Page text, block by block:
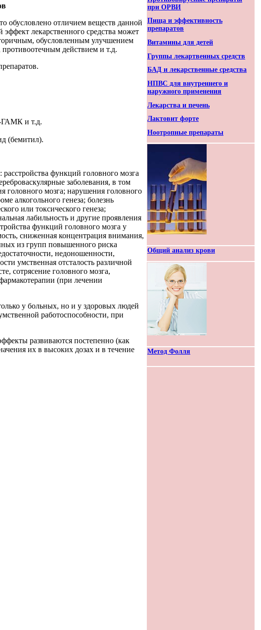
обусловлено отличием веществ данной
лекарственного средства может
обусловленным улучшением
действием и т.д.
ГАМК и т.д.
(бемитил).
функций головного мозга
заболевания, в том
головного мозга; нарушения головного
алкогольного генеза; болезнь
или токсического генеза;
лабильность и другие проявления
функций головного мозга у
сниженная концентрация внимания,
из групп повышенного риска
недоношенности,
умственная отсталость различной
сотрясение головного мозга,
(при лечении
у больных, но и у здоровых людей
работоспособности, при
развиваются постепенно (как
их в высоких дозах и в течение
при ОРВИ
Пища и эффективность
препаратов
Витамины для детей
Группы лекартвенных средств
БАД и лекарственные средства
НПВС для внутреннего и
наружного применения
Лекарства и печень
Лактовит форте
Ноотропные препараты
Общий анализ крови
Метод Фолля